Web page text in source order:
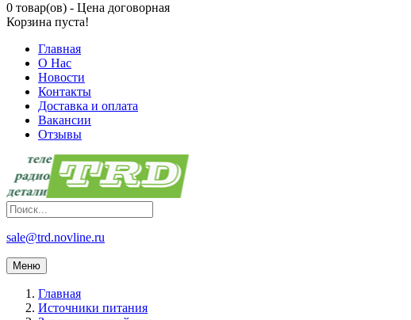
0 товар(ов) - Цена договорная
Корзина пуста!
Главная
О Нас
Новости
Контакты
Доставка и оплата
Вакансии
Отзывы
sale@trd.novline.ru
Меню
Главная
Источники питания